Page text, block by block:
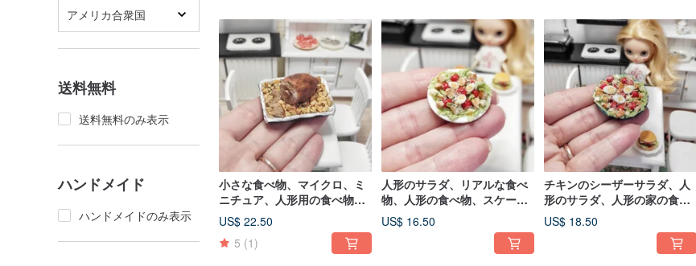
アメリカ合衆国
送料無料
送料無料のみ表示
ハンドメイド
ハンドメイドのみ表示
小さな食べ物、マイクロ、ミ
ニチュア、人形用の食べ物、
スケール1 6、ドールハウス、
ミニフード
US$ 22.50
5 (1)
人形のサラダ、リアルな食べ
物、人形の食べ物、スケール1
12、ミニチュア、ドールハウ
ス
US$ 16.50
チキンのシーザーサラダ、人
形のサラダ、人形の家の食べ
物、食べ物のミニチュア
US$ 18.50